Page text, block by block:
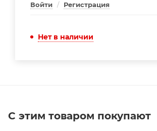
Войти / Регистрация
Нет в наличии
С этим товаром покупают